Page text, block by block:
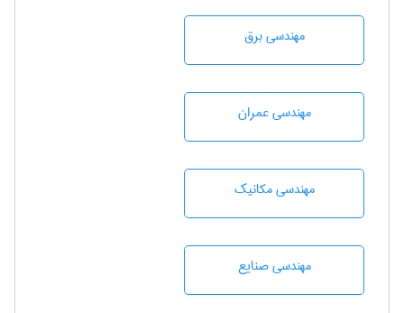
مهندسی برق
مهندسی عمران
مهندسی مکانیک
مهندسی صنايع